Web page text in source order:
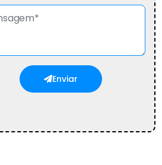
Enviar